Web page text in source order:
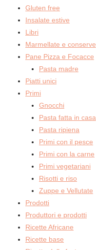
Gluten free
Insalate estive
Libri
Marmellate e conserve
Pane Pizza e Focacce
Pasta madre
Piatti unici
Primi
Gnocchi
Pasta fatta in casa
Pasta ripiena
Primi con il pesce
Primi con la carne
Primi vegetariani
Risotti e riso
Zuppe e Vellutate
Prodotti
Produttori e prodotti
Ricette Africane
Ricette base